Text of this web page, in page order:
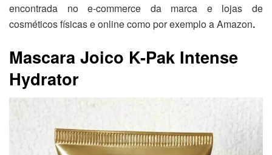
encontrada no e-commerce da marca e lojas de
cosméticos físicas e online como por exemplo a Amazon.
Mascara Joico K-Pak Intense
Hydrator